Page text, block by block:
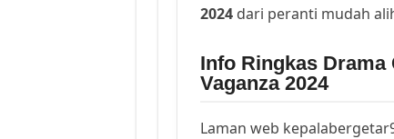
2024dari peranti mudah
Info Ringkas Drama
Vaganza 2024
Laman web